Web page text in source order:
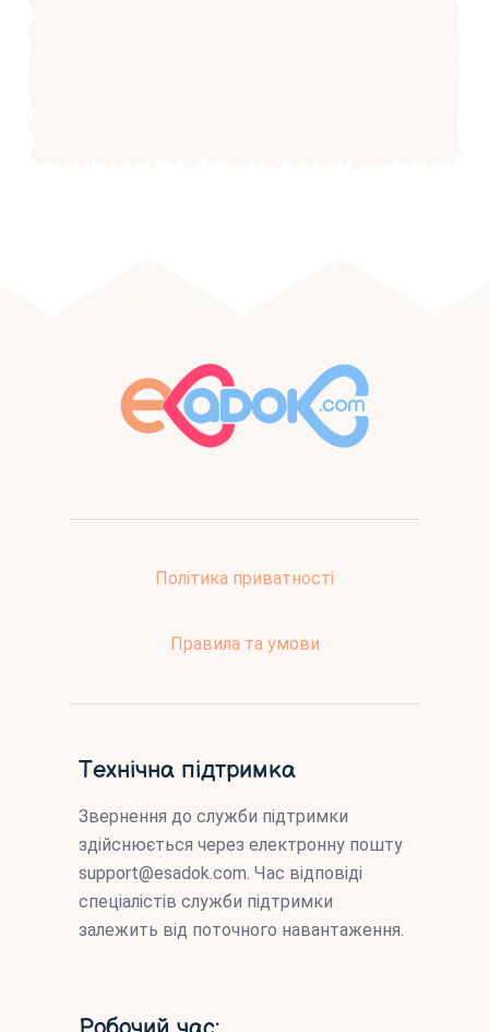
Політика приватності
Правила та умови
Технічна підтримка
Звернення до служби підтримки
здійснюється через електронну пошту
support@esadok.com. Час відповіді
спеціалістів служби підтримки
залежить від поточного навантаження.